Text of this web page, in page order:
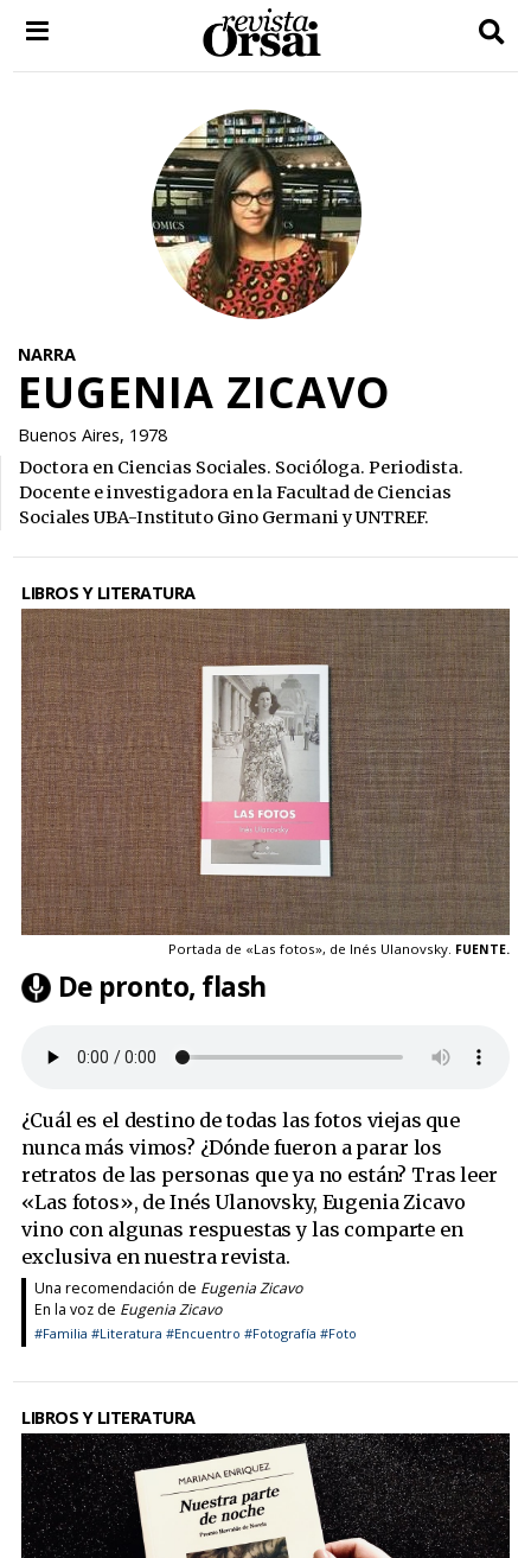
NARRA
EUGENIA ZICAVO
Buenos Aires, 1978
Doctora en Ciencias Sociales. Socióloga. Periodista.
Docente e investigadora en la Facultad de Ciencias
Sociales UBA-Instituto Gino Germani y UNTREF.
LIBROS Y LITERATURA
Portada de «Las fotos», de Inés Ulanovsky. FUENTE.
De pronto, flash
¿Cuál es el destino de todas las fotos viejas que
nunca más vimos? ¿Dónde fueron a parar los
retratos de las personas que ya no están? Tras leer
«Las fotos», de Inés Ulanovsky, Eugenia Zicavo
vino con algunas respuestas y las comparte en
exclusiva en nuestra revista.
Una recomendación de Eugenia Zicavo
En la voz de Eugenia Zicavo
#Familia #Literatura #Encuentro #Fotografía #Foto
LIBROS Y LITERATURA